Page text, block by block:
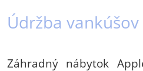
Údržba vankúšov
Záhradný nábytok